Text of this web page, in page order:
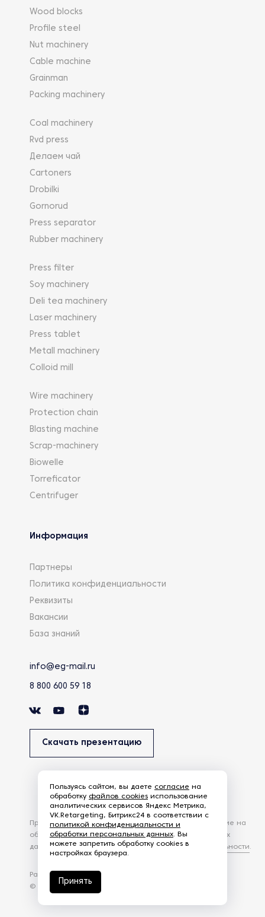
Wood blocks
Profile steel
Nut machinery
Cable machine
Grainman
Packing machinery
Coal machinery
Rvd press
Делаем чай
Cartoners
Drobilki
Gornorud
Press separator
Rubber machinery
Press filter
Soy machinery
Deli tea machinery
Laser machinery
Press tablet
Metall machinery
Colloid mill
Wire machinery
Protection chain
Blasting machine
Scrap-machinery
Biowelle
Torreficator
Centrifuger
Информация
Партнеры
Политика конфиденциальности
Реквизиты
Вакансии
База знаний
info@eg-mail.ru
8 800 600 59 18
Скачать презентацию
Разработка сайта —
© 2026 – Eurasia Group. Все права защищены
Продолжая использовать наш сайт, вы даете согласие на
обработку файлов Cookies и других пользовательских
данных, в соответствии сПолитикой конфиденциальности.
Пользуясь сайтом, вы даете согласие на
обработку файлов cookies использование
аналитических сервисов Яндекс Метрика,
VK.Retargeting, Битрикс24 в соответствии с
политикой конфиденциальности и
обработки персональных данных. Вы
можете запретить обработку cookies в
настройках браузера.
Принять